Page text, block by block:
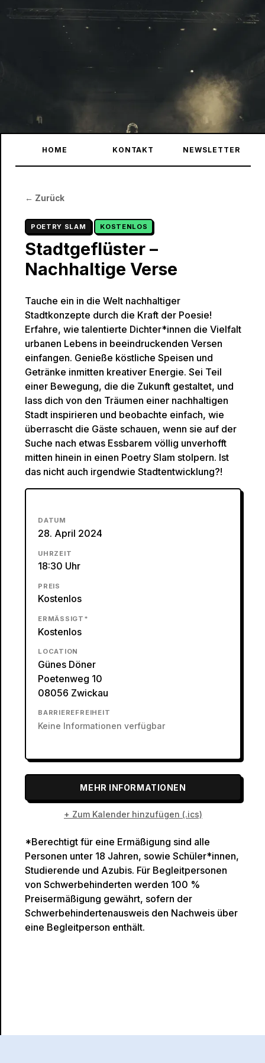
Zum Inhalt springen
HOME KONTAKT NEWSLETTER
← Zurück
POETRY SLAM KOSTENLOS
Stadtgeflüster –
Nachhaltige Verse
Tauche ein in die Welt nachhaltiger
Stadtkonzepte durch die Kraft der Poesie!
Erfahre, wie talentierte Dichter*innen die Vielfalt
urbanen Lebens in beeindruckenden Versen
einfangen. Genieße köstliche Speisen und
Getränke inmitten kreativer Energie. Sei Teil
einer Bewegung, die die Zukunft gestaltet, und
lass dich von den Träumen einer nachhaltigen
Stadt inspirieren und beobachte einfach, wie
überrascht die Gäste schauen, wenn sie auf der
Suche nach etwas Essbarem völlig unverhofft
mitten hinein in einen Poetry Slam stolpern. Ist
das nicht auch irgendwie Stadtentwicklung?!
DATUM
28. April 2024
UHRZEIT
18:30 Uhr
PREIS
Kostenlos
ERMÄSSIGT*
Kostenlos
LOCATION
Günes Döner
Poetenweg 10
08056 Zwickau
BARRIEREFREIHEIT
Keine Informationen verfügbar
MEHR INFORMATIONEN
+ Zum Kalender hinzufügen (.ics)
*Berechtigt für eine Ermäßigung sind alle
Personen unter 18 Jahren, sowie Schüler*innen,
Studierende und Azubis. Für Begleitpersonen
von Schwerbehinderten werden 100 %
Preisermäßigung gewährt, sofern der
Schwerbehindertenausweis den Nachweis über
eine Begleitperson enthält.